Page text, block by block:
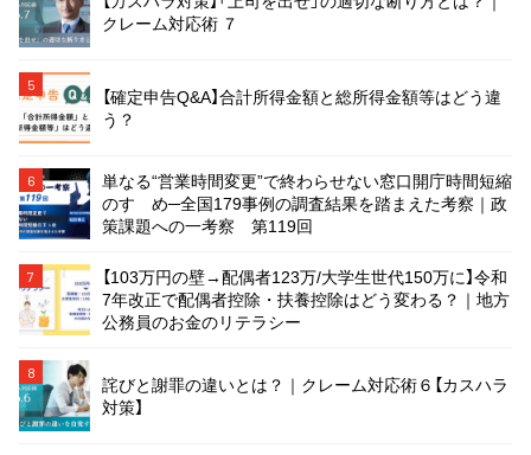
クレーム対応術 ７
5
【確定申告Q&A】合計所得金額と総所得金額等はどう違
う？
6
単なる“営業時間変更”で終わらせない窓口開庁時間短縮
のすゝめ─全国179事例の調査結果を踏まえた考察｜政
策課題への一考察 第119回
7
【103万円の壁→配偶者123万/大学生世代150万に】令和
7年改正で配偶者控除・扶養控除はどう変わる？｜地方
公務員のお金のリテラシー
8
詫びと謝罪の違いとは？｜クレーム対応術６【カスハラ
対策】